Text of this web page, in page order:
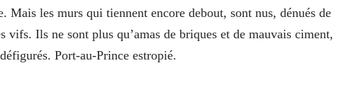
les murs qui tiennent encore debout, sont nus, dénués de
Ils ne sont plus qu’amas de briques et de mauvais ciment,
Port-au-Prince estropié.